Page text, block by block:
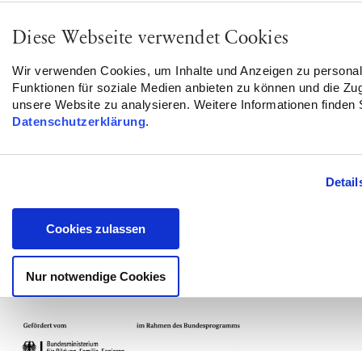
Diese Webseite verwendet Cookies
Wir verwenden Cookies, um Inhalte und Anzeigen zu
Funktionen für soziale Medien anbieten zu können und die
unsere Website zu analysieren. Weitere Informationen finden
Datenschutzerklärung.
Cookies zulassen
Nur notwendige Cookies
Flyer
JPG herunterladen
(193 KB)